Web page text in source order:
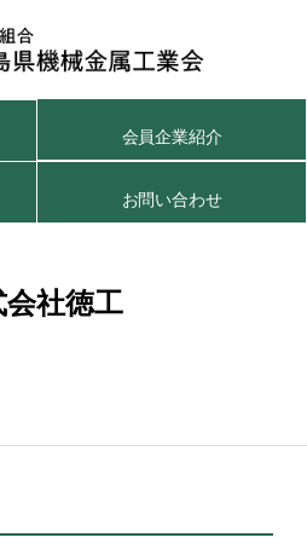
会員企業紹介
お問い合わせ
社徳工